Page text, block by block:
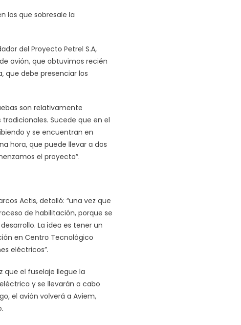
los que sobresale la
del Proyecto Petrel S.A,
avión, que obtuvimos recién
que debe presenciar los
son relativamente
Sucede que en el
y se encuentran en
hora, que puede llevar a dos
el proyecto”.
Actis, detalló: “una vez que
de habilitación, porque se
La idea es tener un
en Centro Tecnológico
eléctricos”.
que el fuselaje llegue la
y se llevarán a cabo
el avión volverá a Aviem,